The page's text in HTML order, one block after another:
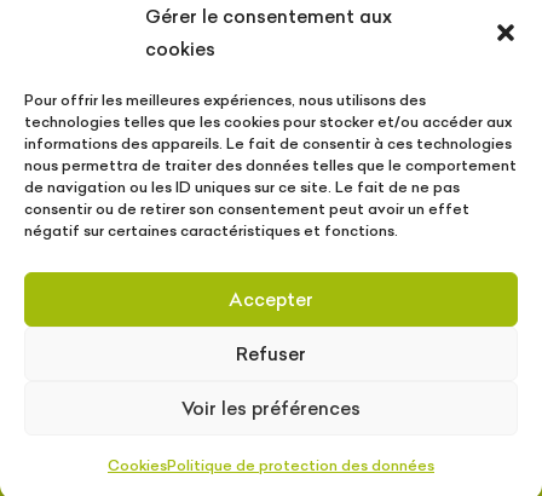
Gérer le consentement aux
cookies
Pour offrir les meilleures expériences, nous utilisons des
technologies telles que les cookies pour stocker et/ou accéder aux
informations des appareils. Le fait de consentir à ces technologies
nous permettra de traiter des données telles que le comportement
de navigation ou les ID uniques sur ce site. Le fait de ne pas
consentir ou de retirer son consentement peut avoir un effet
négatif sur certaines caractéristiques et fonctions.
Accepter
Refuser
Voir les préférences
CookiesPolitique de protection des données
31470 Bonrepos-sur-Aussonnelle
Tel : 05.61.08.60.54
Suivez-nous !
MENTIONS LÉGALES
Tradition Bois © Copyright
légales|Politique de protection des données